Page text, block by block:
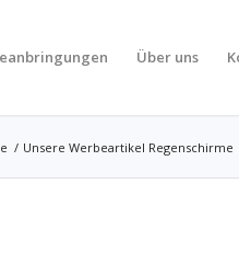
Über uns
/ Unsere Werbeartikel Regenschirme